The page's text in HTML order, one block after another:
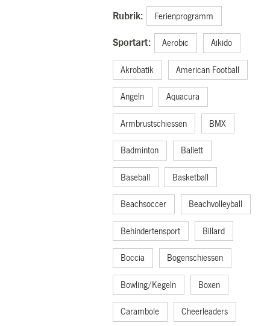
Rubrik: Ferienprogramm
Sportart: Aerobic Aikido
Akrobatik American Football
Angeln Aquacura
Armbrustschiessen BMX
Badminton Ballett
Baseball Basketball
Beachsoccer Beachvolleyball
Behindertensport Billard
Boccia Bogenschiessen
Bowling/Kegeln Boxen
Carambole Cheerleaders